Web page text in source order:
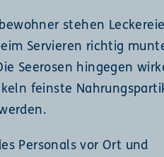
stehen
Servieren richtig
Seerosen hingegen
feinste
Personals vor Ort und